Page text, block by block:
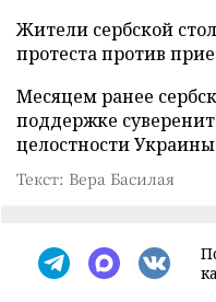
Жители сербской
протеста против
Месяцем ранее
поддержке
целостности
Текст: Вера Басилая